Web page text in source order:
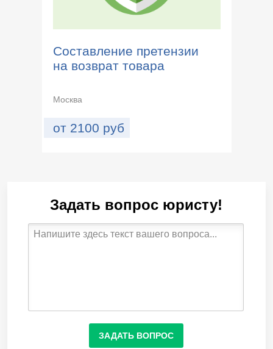
Составление претензии
на возврат товара
Москва
от 2100 руб
Задать вопрос юристу!
ЗАДАТЬ ВОПРОС